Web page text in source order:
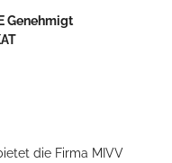
Genehmigt
die Firma MIVV